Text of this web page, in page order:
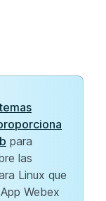
para
las
Linux que
Webex